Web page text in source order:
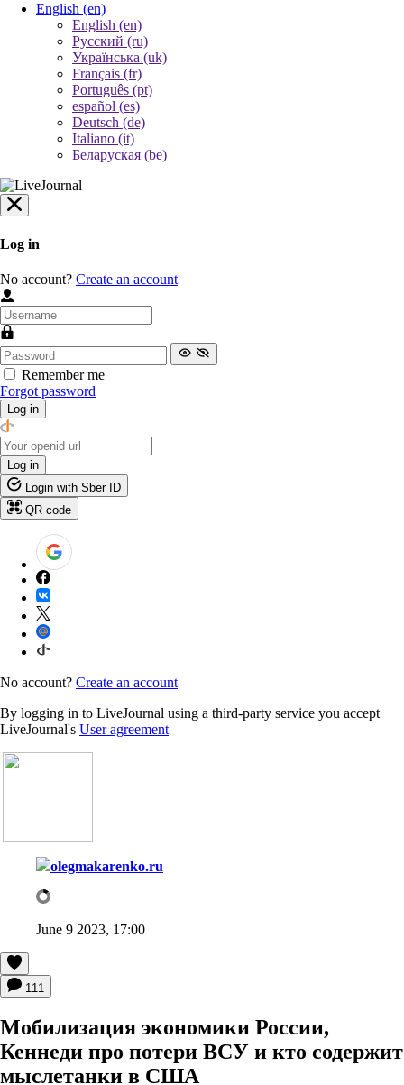
English (en)
English (en)
Русский (ru)
Українська (uk)
Français (fr)
Português (pt)
español (es)
Deutsch (de)
Italiano (it)
Беларуская (be)
Log in
No account? Create an account
Remember me
Forgot password
Log in
Log in
Login with Sber ID
QR code
No account? Create an account
By logging in to LiveJournal using a third-party service you accept
LiveJournal's User agreement
olegmakarenko.ru
June 9 2023, 17:00
111
Мобилизация экономики России,
Кеннеди про потери ВСУ и кто содержит
мыслетанки в США